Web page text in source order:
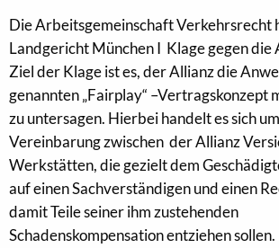
Die Arbeitsgemeinschaft Verkehrsrecht
Landgericht München I Klage gegen die
Ziel der Klage ist es, der Allianz die
genannten „Fairplay“ –Vertragskonzept
zu untersagen. Hierbei handelt es sich
Vereinbarung zwischen der Allianz
Werkstätten, die gezielt dem
auf einen Sachverständigen und einen
damit Teile seiner ihm zustehenden
Schadenskompensation entziehen sollen.